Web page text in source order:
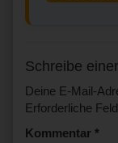
Schreibe
Deine E-Mail-
Erforderliche
Kommentar *